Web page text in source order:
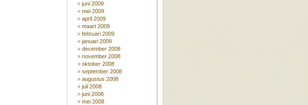
juni 2009
mei 2009
april 2009
maart 2009
februari 2009
januari 2009
december 2008
november 2008
oktober 2008
september 2008
augustus 2008
juli 2008
juni 2008
mei 2008